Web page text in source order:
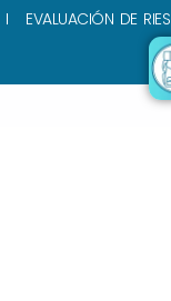
EVALUACIÓN DE